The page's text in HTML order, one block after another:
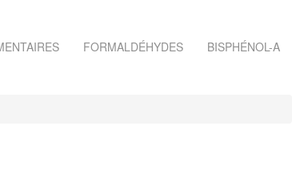
FORMALDÉHYDES BISPHÉNOL-A